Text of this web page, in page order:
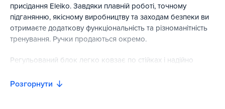
присідання Eleiko. Завдяки плавній роботі, точному
підганянню, якісному виробництву та заходам безпеки ви
отримаєте додаткову функціональність та різноманітність
тренування. Ручки продаються окремо.
Регульований блок легко ковзає по стійках і надійно
вправ. Вали та лінійні втулки не вимагають мастила та
Розгорнути